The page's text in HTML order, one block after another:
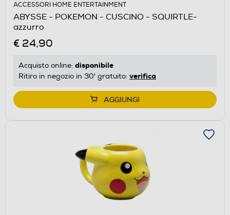
ACCESSORI HOME ENTERTAINMENT
ABYSSE - POKEMON - CUSCINO - SQUIRTLE-
azzurro
€ 24,90
Acquisto online: disponibile
Ritiro in negozio in 30' gratuito: verifica
AGGIUNGI